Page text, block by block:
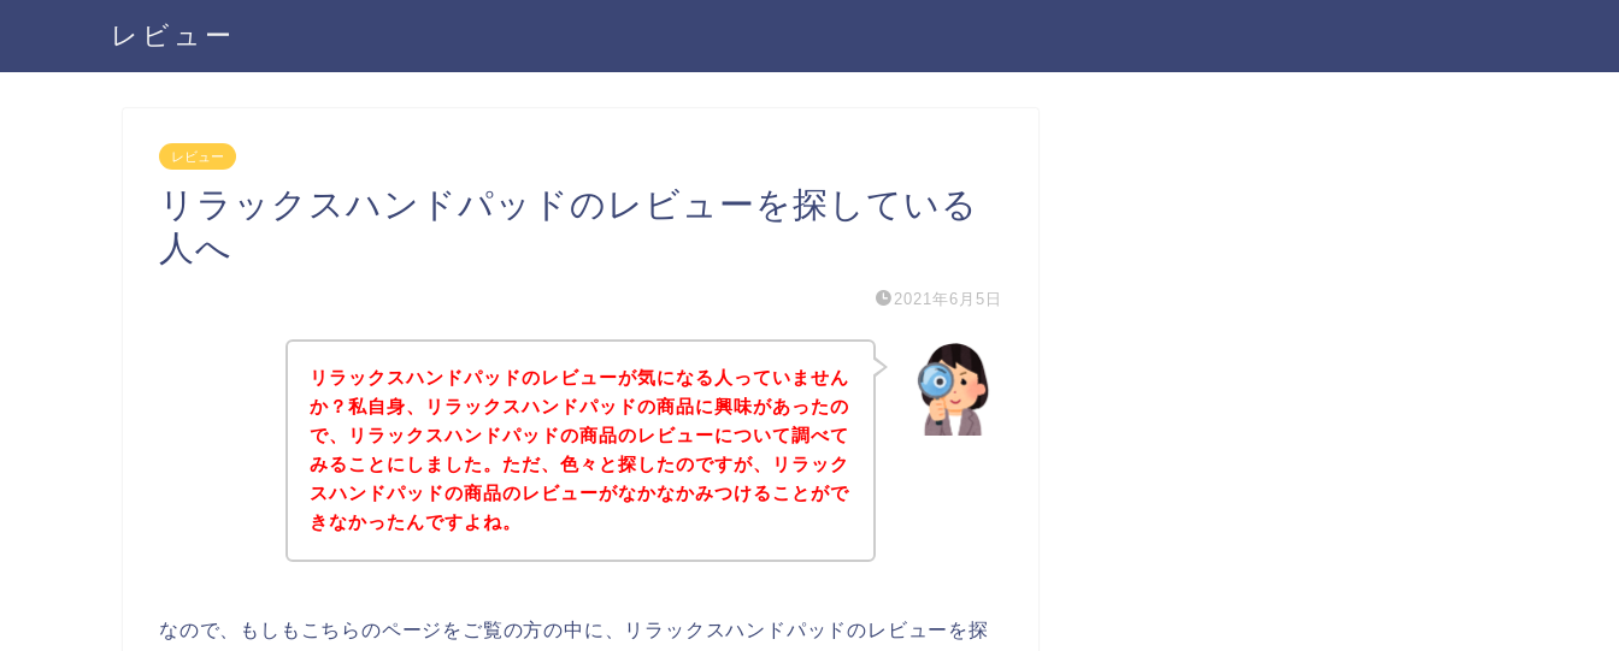
レビュー
レビュー
リラックスハンドパッドのレビューを探している
人へ
2021年6月5日
リラックスハンドパッドのレビューが気になる人っていません
か？私自身、リラックスハンドパッドの商品に興味があったの
で、リラックスハンドパッドの商品のレビューについて調べて
みることにしました。ただ、色々と探したのですが、リラック
スハンドパッドの商品のレビューがなかなかみつけることがで
きなかったんですよね。
なので、もしもこちらのページをご覧の方の中に、リラックスハンドパッドのレビューを探